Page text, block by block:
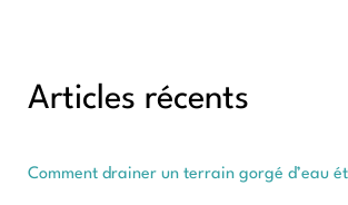
Articles récents
Comment drainer un terrain gorgé d’eau